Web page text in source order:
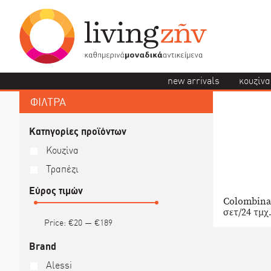
new arrivals κουζίνα
ΦΙΛΤΡΑ
Κατηγορίες προϊόντων
Κουζίνα
Τραπέζι
Εύρος τιμών
Price: €20— €189
Brand
Alessi
σετ/24